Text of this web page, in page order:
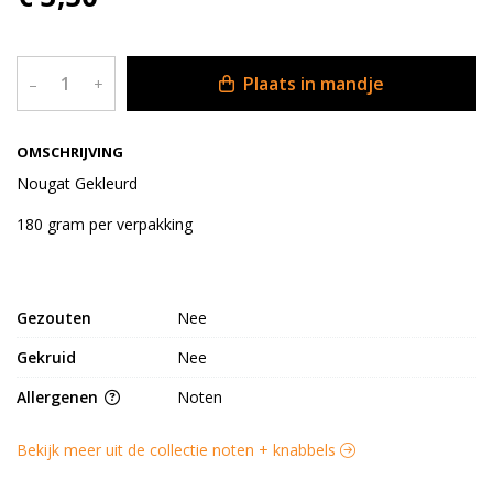
OMSCHRIJVING
Nougat Gekleurd
180 gram per verpakking
– + Plaats in mandje
Gezouten
Nee
Gekruid
Nee
Allergenen
Noten
Bekijk meer uit de collectie noten + knabbels